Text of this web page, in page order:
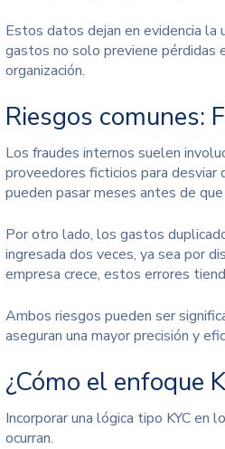
Estos datos dejan en evidencia la
gastos no solo previene pérdidas
organización.
Riesgos comunes:
Los fraudes internos suelen
proveedores ficticios para
pueden pasar meses antes de
Por otro lado, los gastos
ingresada dos veces, ya sea por
empresa crece, estos errores
Ambos riesgos pueden ser
aseguran una mayor precisión y
¿Cómo el enfoque
Incorporar una lógica tipo KYC
ocurran.